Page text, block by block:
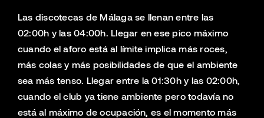
Las discotecas de Málaga se llenan entre las
02:00h y las 04:00h. Llegar en ese pico máximo
cuando el aforo está al límite implica más roces,
más colas y más posibilidades de que el ambiente
sea más tenso. Llegar entre la 01:30h y las 02:00h,
cuando el club ya tiene ambiente pero todavía no
está al máximo de ocupación, es el momento más